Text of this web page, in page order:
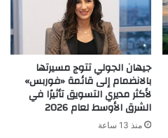
جيهان الجولي تتوج مسيرتها
بالانضمام إلى قائمة «فوربس»
لأكثر مديري التسويق تأثيرًا في
الشرق الأوسط لعام 2026
منذ 13 ساعة